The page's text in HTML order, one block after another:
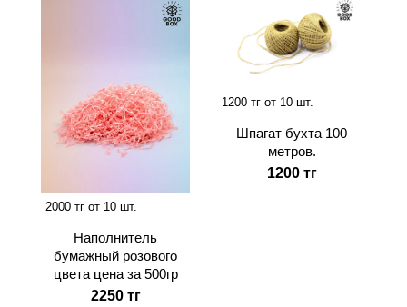
2000 тг от 10 шт.
Наполнитель
бумажный розового
цвета цена за 500гр
2250 тг
1200 тг от 10 шт.
Шпагат бухта 100
метров.
1200 тг